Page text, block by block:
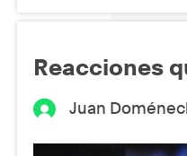
Reacciones
Juan